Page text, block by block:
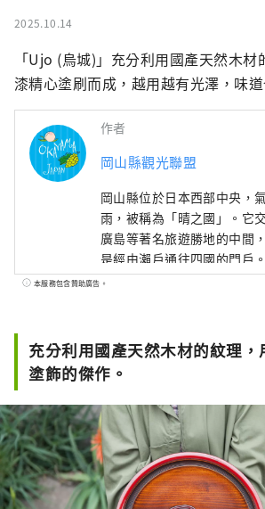
2025.10.14
「Ujo (烏城)」充分利用國產天然木
漆精心塗刷而成，越用越有光澤，味道
作者
岡山縣觀光聯盟
岡山縣位於日本西部中央，
雨，被稱為「晴之國」。它
廣島等著名旅遊勝地的中間
是經由瀨戶通往四國的門戶。 岡山縣也被稱為
“水果岡山”，在瀨戶內溫
鋒葡萄等當季水果！ 岡山還擁有世界級的旅遊
景點，包括岡山城、日本三
後樂園以及擁有歷史、文化
地區！
本服務包含贊助廣告。
充分利用國產天然木材的紋理
塗飾的傑作。